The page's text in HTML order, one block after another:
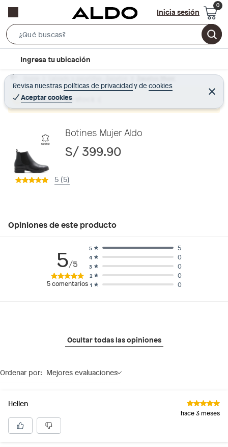
Inicia sesión
e
r
c
B
r
c
t
Ingresa tu ubicación
Revisa nuestras políticas de privacidadyde cookies
Aceptar cookies
C
e
r
Home Calzado y zapatillas - Zapatos Zapatos Mujer
Producto sin stock :(
Botines Mujer Aldo
S/ 399.90
5 (5)
Opiniones de este producto
5/5
5 comentarios 1 0
2 0
3 0
4 0
5 5
Ocultar todas las opiniones
Ordenar por: Mejores evaluaciones
Hellen
hace 3 meses